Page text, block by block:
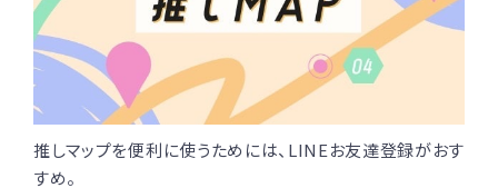
推しマップを便利に使うためには、LINEお友達登録がおす
すめ。